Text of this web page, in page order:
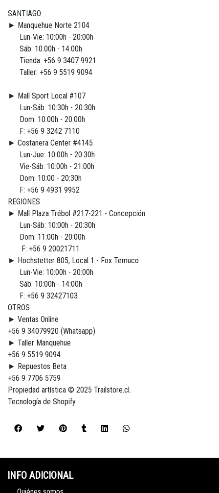
SANTIAGO
► Manquehue Norte 2104
Lun-Vie: 10:00h - 20:00h
Sáb: 10.00h - 14.00h
Tienda: +56 9 3407 9921
Taller: +56 9 5519 9094
► Mall Sport Local #107
Lun-Sáb: 10:30h - 20:30h
Dom: 10.00h - 20.00h
F: +56 9 3242 7110
► Costanera Center #4145
Lun-Jue: 10:00h - 20:30h
Vie-Sáb: 10:00h - 21:00h
Dom: 10:00 - 20:30h
F: +56 9 4931 9952
REGIONES
► Mall Plaza Trébol #217-221 - Concepción
Lun-Sáb: 10:00h - 20:30h
Dom: 11:00h - 20:00h
F: +56 9 20021711
► Hochstetter 805, Local 1 - Fox Temuco
Lun-Vie: 10:00h - 20:00h
Sáb: 10:00h - 14:00h
F: +56 9 32427103
OTROS
► Ventas Online
+56 9 34079920 (Whatsapp)
► Taller Manquehue
+56 9 5519 9094
► Repuestos Beta
+56 9 7706 5759
Propiedad artística © 2025 Trailstore.cl.
Tecnología de Shopify
INFO ADICIONAL